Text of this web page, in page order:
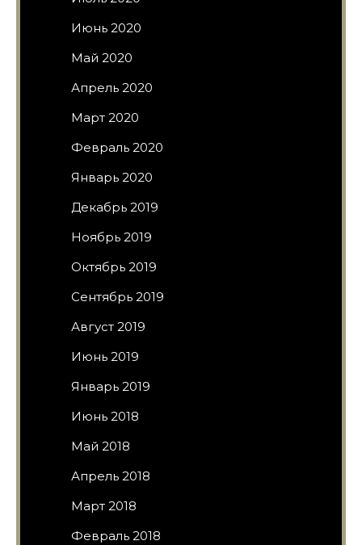
Июнь 2020
Май 2020
Апрель 2020
Март 2020
Февраль 2020
Январь 2020
Декабрь 2019
Ноябрь 2019
Октябрь 2019
Сентябрь 2019
Август 2019
Июнь 2019
Январь 2019
Июнь 2018
Май 2018
Апрель 2018
Март 2018
Февраль 2018